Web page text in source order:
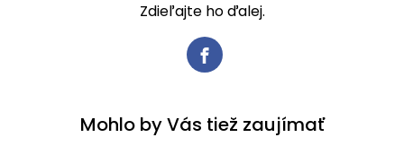
Zdieľajte ho ďalej.
Mohlo by Vás tiež zaujímať